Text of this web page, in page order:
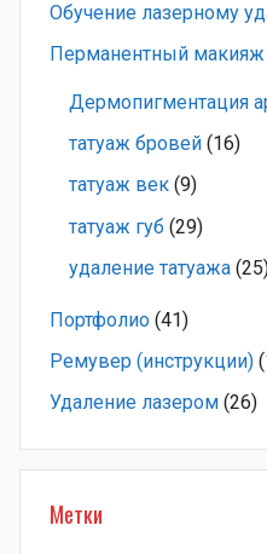
Обучение лазерному
Перманентный макияж
Дермопигментация
татуаж бровей (16)
татуаж век (9)
татуаж губ (29)
удаление татуажа
Портфолио (41)
Ремувер (инструкции)
Удаление лазером (26)
Метки